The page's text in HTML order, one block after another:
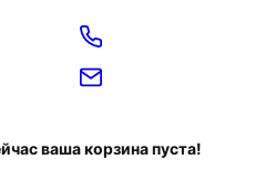
ваша корзина пуста!